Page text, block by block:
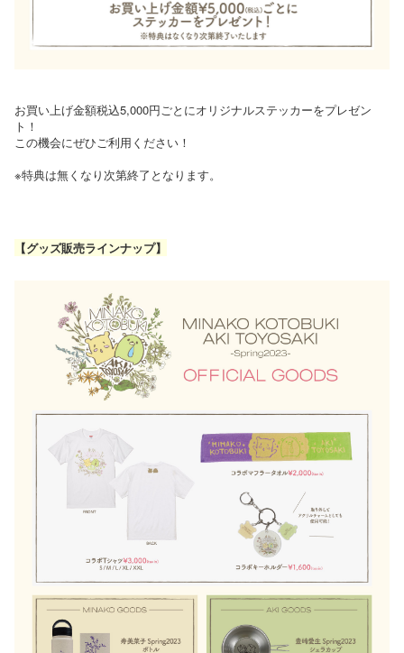
お買い上げ金額税込5,000円ごとにオリジナルステッカーをプレゼン
ト！
この機会にぜひご利用ください！
※特典は無くなり次第終了となります。
【グッズ販売ラインナップ】